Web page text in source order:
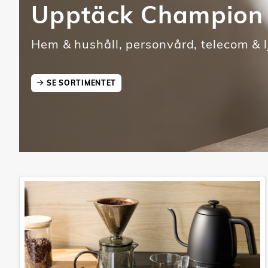
Upptäck Champion
Hem & hushåll, personvård, telecom &
SE SORTIMENTET